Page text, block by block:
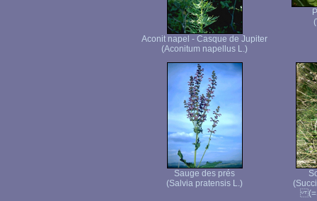
Aconit napel - Casque de Jupiter
(Aconitum napellus L.)
Sauge des prés
(Salvia pratensis L.)